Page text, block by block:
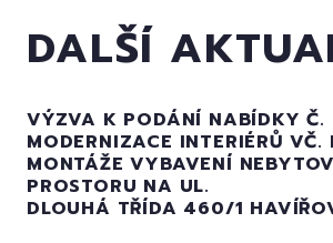
DALŠÍ
VÝZVA K PODÁNÍ NABÍDKY
MODERNIZACE INTERIÉRŮ
MONTÁŽE VYBAVENÍ
PROSTORU NA UL.
DLOUHÁ TŘÍDA 460/1